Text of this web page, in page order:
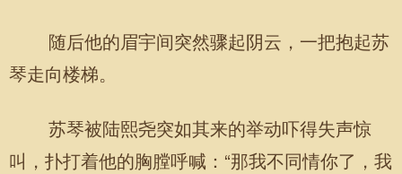
随后他的眉宇间突然骤起阴云，一把抱起苏
琴走向楼梯。
苏琴被陆熙尧突如其来的举动吓得失声惊
叫，扑打着他的胸膛呼喊：“那我不同情你了，我